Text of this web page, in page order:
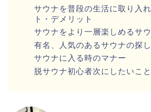
サウナを普段の生活に取り入
ト・デメリット
サウナをより一層楽しめるサ
有名、人気のあるサウナの探
サウナに入る時のマナー
脱サウナ初心者次にしたいこ